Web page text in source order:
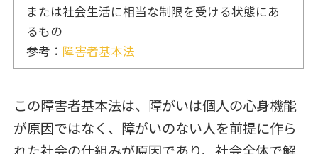
または社会生活に相当な制限を受ける状態にあ
るもの
参考： 障害者基本法
この障害者基本法は、障がいは個人の心身機能
が原因ではなく、障がいのない人を前提に作ら